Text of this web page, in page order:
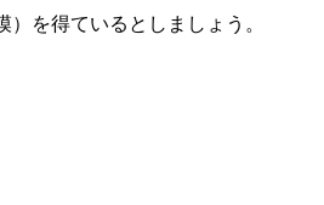
）を得ているとしましょう。